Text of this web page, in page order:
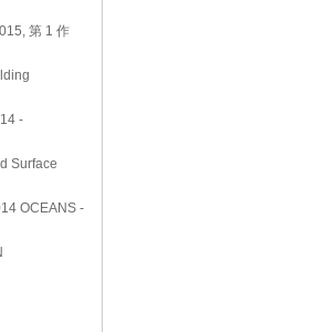
第 1 作
-
Surface
OCEANS -